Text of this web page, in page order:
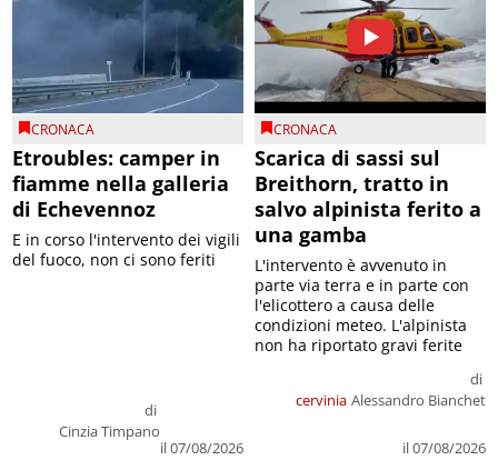
CRONACA
Etroubles: camper in
fiamme nella galleria
di Echevennoz
di
Cinzia Timpano
il 07/08/2026
E in corso l'intervento dei vigili
del fuoco, non ci sono feriti
CRONACA
Scarica di sassi sul
Breithorn, tratto in
salvo alpinista ferito a
una gamba
cervinia
di
Alessandro Bianchet
il 07/08/2026
L'intervento è avvenuto in
parte via terra e in parte con
l'elicottero a causa delle
condizioni meteo. L'alpinista
non ha riportato gravi ferite